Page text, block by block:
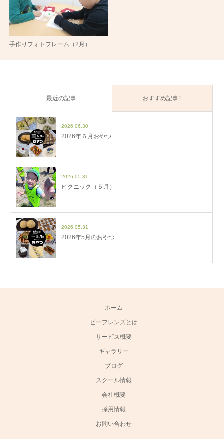
手作りフォトフレーム（2月）
最近の記事 おすすめ記事1
2026.06.30
2026年６月おやつ
2026.05.31
ピクニック（５月）
2026.05.31
2026年5月のおやつ
ホーム
ビーフレンズとは
サービス概要
ギャラリー
ブログ
スクール情報
会社概要
採用情報
お問い合わせ